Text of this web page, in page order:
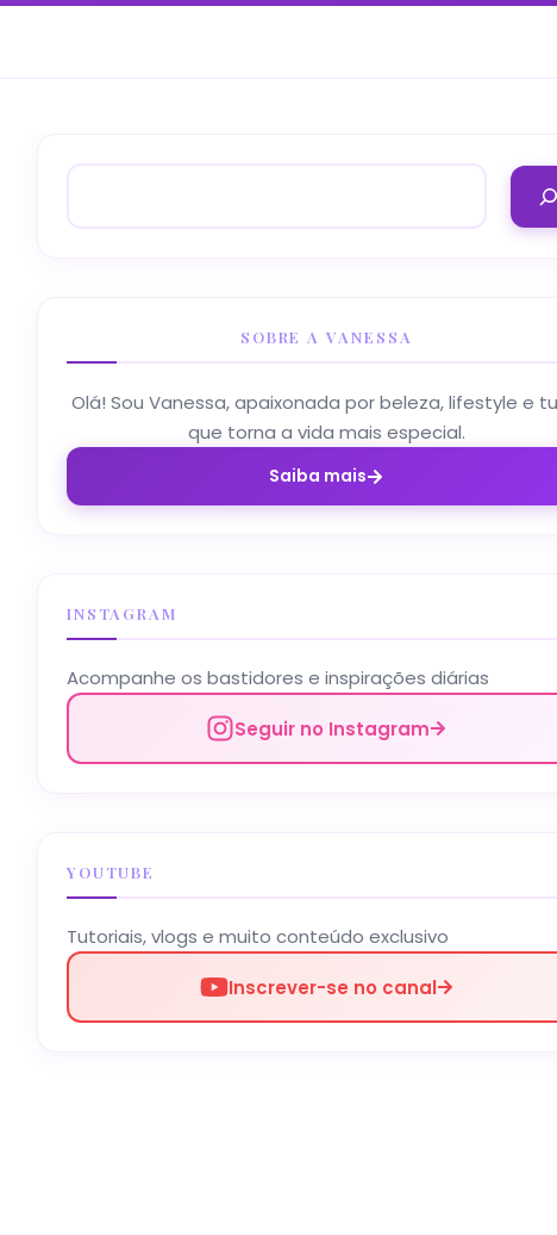
SOBRE A VANESSA
Olá! Sou Vanessa, apaixonada por beleza, lifestyle e
que torna a vida mais especial.
Saiba mais
INSTAGRAM
Acompanhe os bastidores e inspirações diárias
Seguir no Instagram
YOUTUBE
Tutoriais, vlogs e muito conteúdo exclusivo
Inscrever-se no canal